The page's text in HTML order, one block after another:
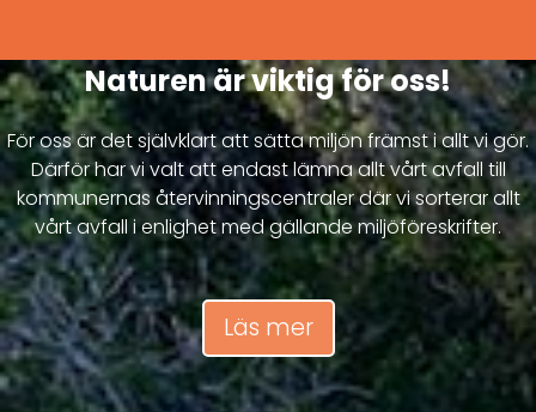
Naturen är viktig för oss!
För oss är det självklart att sätta miljön främst i allt vi gör.
Därför har vi valt att endast lämna allt vårt avfall till
kommunernas återvinningscentraler där vi sorterar allt
vårt avfall i enlighet med gällande miljöföreskrifter.
Läs mer